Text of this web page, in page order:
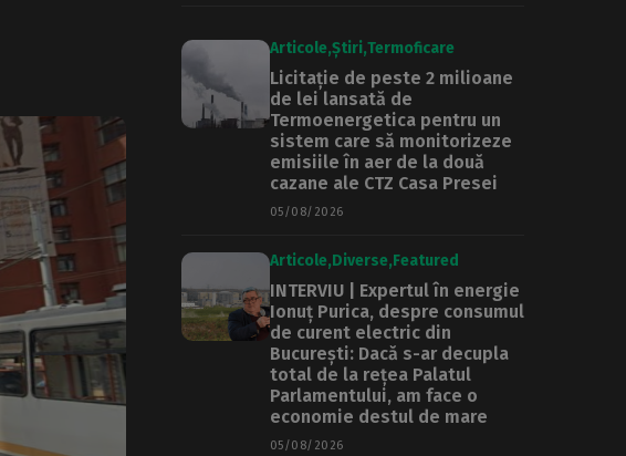
Articole Știri Termoficare
Licitație de peste 2 milioane
de lei lansată de
Termoenergetica pentru un
sistem care să monitorizeze
emisiile în aer de la două
cazane ale CTZ Casa Presei
05/08/2026
Articole Diverse Featured
INTERVIU | Expertul în energie
Ionuț Purica, despre consumul
de curent electric din
București: Dacă s-ar decupla
total de la rețea Palatul
Parlamentului, am face o
economie destul de mare
05/08/2026